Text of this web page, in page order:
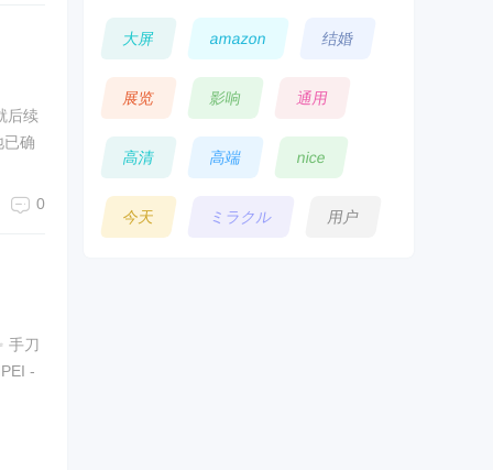
后续
已确
0
手刀
-
大屏 amazon 结婚
展览 影响 通用
高清 高端 nice
今天 ミラクル 用户